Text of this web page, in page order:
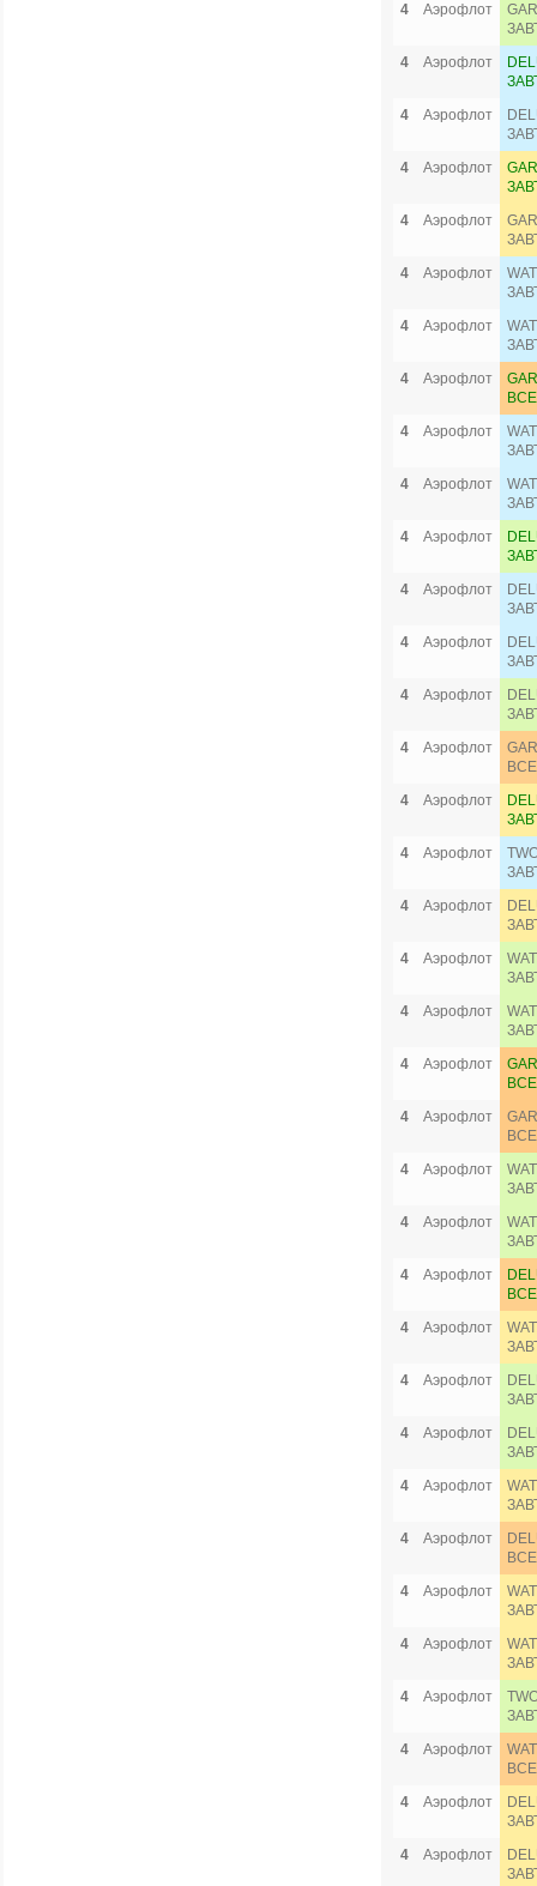
4 Аэрофлот
4
Аэрофлот
4
Аэрофлот
4
Аэрофлот
4
Аэрофлот
4
Аэрофлот
4
Аэрофлот
4
Аэрофлот
4
Аэрофлот
4
Аэрофлот
4
Аэрофлот
4
Аэрофлот
4
Аэрофлот
4
Аэрофлот
4
Аэрофлот
4
Аэрофлот
4
Аэрофлот
4
Аэрофлот
4
Аэрофлот
4
Аэрофлот
4
Аэрофлот
4
Аэрофлот
4
Аэрофлот
4
Аэрофлот
4
Аэрофлот
4
Аэрофлот
4
Аэрофлот
4
Аэрофлот
4
Аэрофлот
4
Аэрофлот
4
Аэрофлот
4
Аэрофлот
4
Аэрофлот
4
Аэрофлот
4
Аэрофлот
4
Аэрофлот